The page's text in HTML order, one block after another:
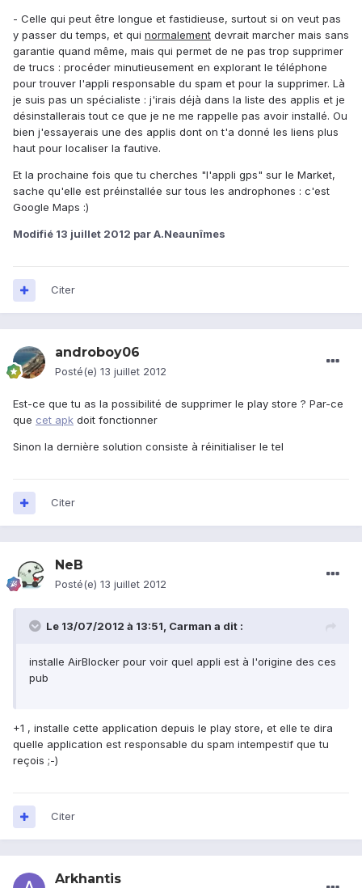
- Celle qui peut être longue et fastidieuse, surtout si on veut pas
y passer du temps, et qui normalement devrait marcher mais sans
garantie quand même, mais qui permet de ne pas trop supprimer
de trucs : procéder minutieusement en explorant le téléphone
pour trouver l'appli responsable du spam et pour la supprimer. Là
je suis pas un spécialiste : j'irais déjà dans la liste des applis et je
désinstallerais tout ce que je ne me rappelle pas avoir installé. Ou
bien j'essayerais une des applis dont on t'a donné les liens plus
haut pour localiser la fautive.
Et la prochaine fois que tu cherches "l'appli gps" sur le Market,
sache qu'elle est préinstallée sur tous les androphones : c'est
Google Maps :)
Modifié 13 juillet 2012 par A.Neaunîmes
Citer
androboy06
Posté(e) 13 juillet 2012
Est-ce que tu as la possibilité de supprimer le play store ? Par-ce
que cet apk doit fonctionner
Sinon la dernière solution consiste à réinitialiser le tel
Citer
NeB
Posté(e) 13 juillet 2012
Le 13/07/2012 à 13:51, Carman a dit :
installe AirBlocker pour voir quel appli est à l'origine des ces
pub
+1 , installe cette application depuis le play store, et elle te dira
quelle application est responsable du spam intempestif que tu
reçois ;-)
Citer
Arkhantis